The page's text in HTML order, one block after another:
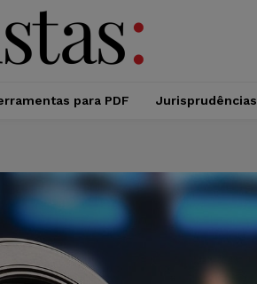
para PDF Jurisprudências